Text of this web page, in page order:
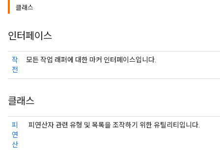
클래스
인터페이스
작
전
모든 작업 래퍼에 대한 마커 인터페이스입니다.
클래스
피
연
산
피연산자 관련 유형 및 목록을 조작하기 위한 유틸리티입니다.